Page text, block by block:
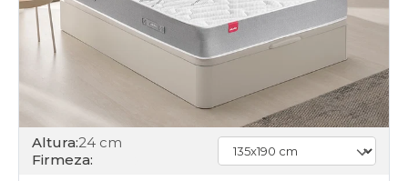
Altura:24 cm
Firmeza: